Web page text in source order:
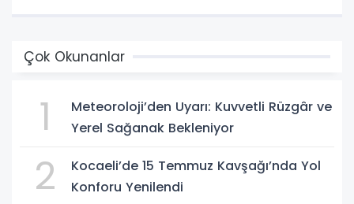
Çok Okunanlar
1
Meteoroloji’den Uyarı: Kuvvetli Rüzgâr ve
Yerel Sağanak Bekleniyor
2
Kocaeli’de 15 Temmuz Kavşağı’nda Yol
Konforu Yenilendi